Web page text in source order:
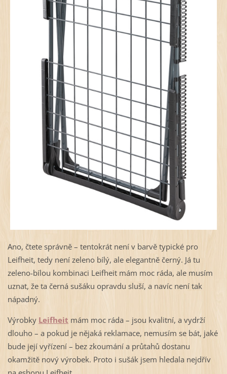
Ano, čtete správně – tentokrát není v barvě typické pro
Leifheit, tedy není zeleno bílý, ale elegantně černý. Já tu
zeleno-bílou kombinaci Leifheit mám moc ráda, ale musím
uznat, že ta černá sušáku opravdu sluší, a navíc není tak
nápadný.
Výrobky Leifheit mám moc ráda – jsou kvalitní, a vydrží
dlouho – a pokud je nějaká reklamace, nemusím se bát, jaké
bude její vyřízení – bez zkoumání a průtahů dostanu
okamžitě nový výrobek. Proto i sušák jsem hledala nejdřív